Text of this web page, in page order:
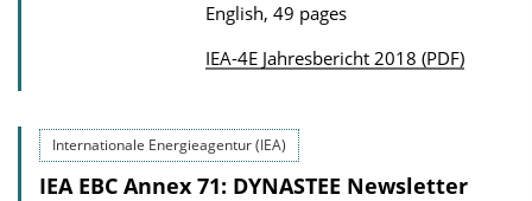
English, 49 pages
b
l
IEA-4E Jahresbericht 2018 (PDF)
Internationale Energieagentur (IEA)
IEA EBC Annex 71: DYNASTEE Newsletter